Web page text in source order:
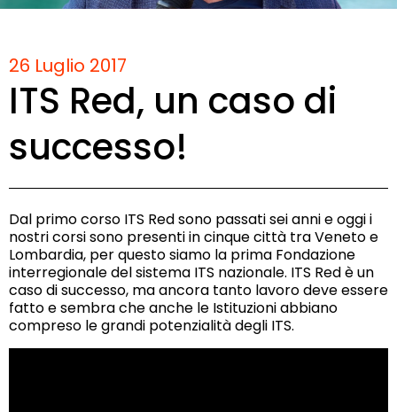
26 Luglio 2017
ITS Red, un caso di
successo!
Dal primo corso ITS Red sono passati sei anni e oggi i
nostri corsi sono presenti in cinque città tra Veneto e
Lombardia, per questo siamo la prima Fondazione
interregionale del sistema ITS nazionale. ITS Red è un
caso di successo, ma ancora tanto lavoro deve essere
fatto e sembra che anche le Istituzioni abbiano
compreso le grandi potenzialità degli ITS.